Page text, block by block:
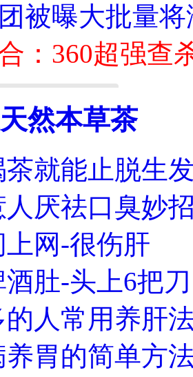
被曝大批量
：360超强查
然本草茶
茶就能止脱生
人厌祛口臭妙
网-很伤肝
肚-头上6把刀
的人常用养肝
养胃的简单方